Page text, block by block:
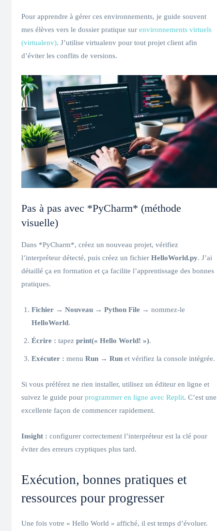
Pour apprendre à gérer ces environnements, je guide souvent
mes élèves vers le dossier pratique sur environnements virtuels
(virtualenv). J’utilise virtualenv pour tout projet client afin
d’éviter les conflits de versions.
Pas à pas avec *PyCharm* (méthode
visuelle)
Dans *PyCharm*, créez un nouveau projet, vérifiez
l’interpréteur détecté, puis créez un fichier HelloWorld.py. J’ai
détaillé ça en formation et ça facilite l’apprentissage des bonnes
pratiques.
Fichier → Nouveau → Python File → nommez-le
HelloWorld.
Écrire : tapez print(« Hello World! »).
Exécuter : menu Run → Run et vérifiez la console intégrée.
Si vous préférez ne rien installer, utilisez un éditeur en ligne et
suivez le guide pour programmer en ligne avec Replit. C’est une
excellente façon de commencer rapidement.
Insight : configurer correctement l’interpréteur est la clé pour
éviter des erreurs cryptiques plus tard.
Exécution, bonnes pratiques et
ressources pour progresser
Une fois votre « Hello World » affiché, il est temps d’évoluer.